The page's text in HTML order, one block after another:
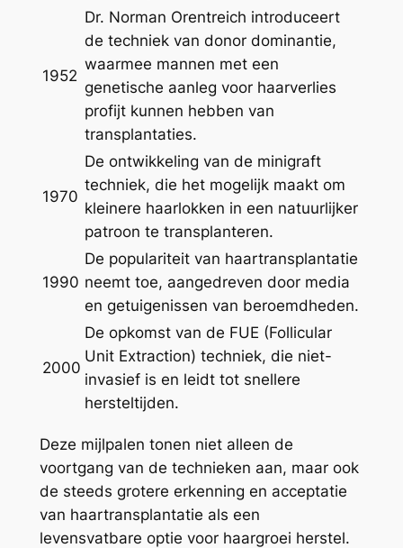
1952
Dr. Norman Orentreich introduceert
de techniek van donor dominantie,
waarmee mannen met een
genetische aanleg voor haarverlies
profijt kunnen hebben van
transplantaties.
1970
De ontwikkeling van de minigraft
techniek, die het mogelijk maakt om
kleinere haarlokken in een natuurlijker
patroon te transplanteren.
1990
De populariteit van haartransplantatie
neemt toe, aangedreven door media
en getuigenissen van beroemdheden.
2000
De opkomst van de FUE (Follicular
Unit Extraction) techniek, die niet-
invasief is en leidt tot snellere
hersteltijden.
Deze mijlpalen tonen niet alleen de
voortgang van de technieken aan, maar ook
de steeds grotere erkenning en acceptatie
van haartransplantatie als een
levensvatbare optie voor haargroei herstel.